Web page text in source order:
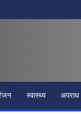
स्वास्थ्य अपराध